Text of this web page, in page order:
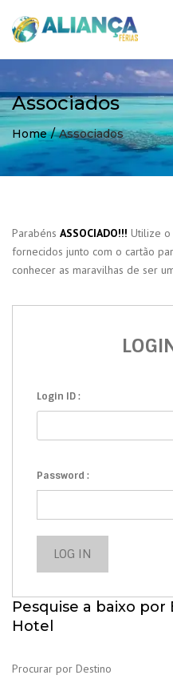
Associados
Home Associados
Parabéns ASSOCIADO!!! Utilize o
fornecidos junto com o cartão
conhecer as maravilhas de ser
Login ID :
Password :
Pesquise a baixo por
Hotel